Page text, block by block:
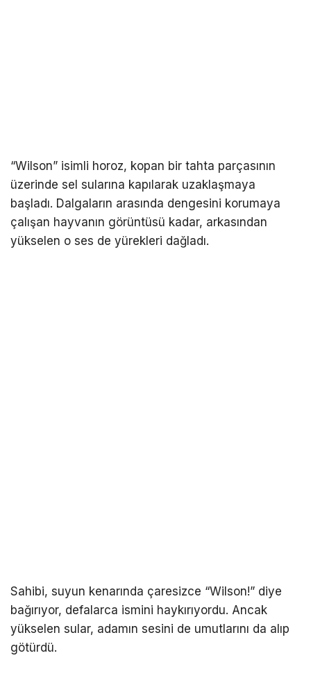
“Wilson” isimli horoz, kopan bir tahta parçasının
üzerinde sel sularına kapılarak uzaklaşmaya
başladı. Dalgaların arasında dengesini korumaya
çalışan hayvanın görüntüsü kadar, arkasından
yükselen o ses de yürekleri dağladı.
Sahibi, suyun kenarında çaresizce “Wilson!” diye
bağırıyor, defalarca ismini haykırıyordu. Ancak
yükselen sular, adamın sesini de umutlarını da alıp
götürdü.